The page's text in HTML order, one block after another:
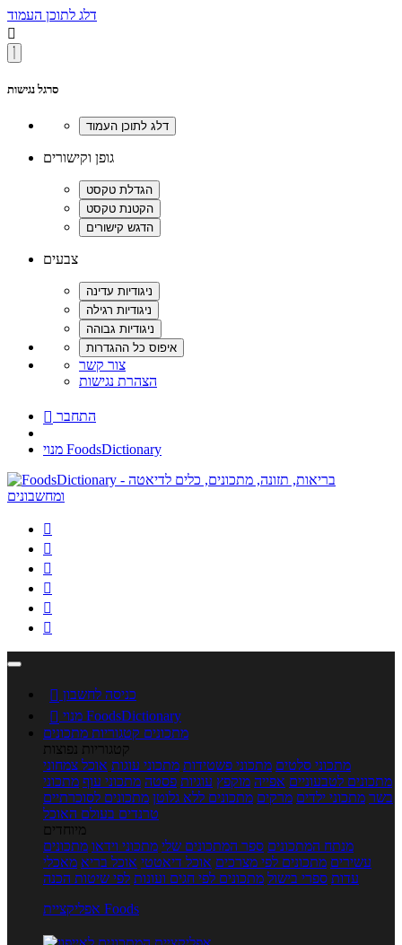
דלג לתוכן העמוד

סרגל נגישות
גופן וקישורים
צבעים
צור קשר
הצהרת נגישות
 התחבר
מנוי FoodsDictionary






 כניסה לחשבון

מנוי FoodsDictionary
מתכונים קטגוריות מתכונים
קטגוריות נפוצות
מתכוני סלטים מתכוני פשטידות מתכוני עוגות אוכל צמחוני
מתכונים לטבעוניים אפייה מוקפץ עוגיות פסטה מתכוני עוף מתכוני
בשר מתכוני ילדים מרקים מתכונים ללא גלוטן מתכונים לסוכרתיים
טרנדים בעולם האוכל
מיוחדים
מנתח המתכונים ספר המתכונים שלי מתכוני וידאו מתכונים
עשירים מתכונים לפי מצרכים אוכל דיאטטי אוכל בריא מאכלי
עדות ספרי בישול מתכונים לפי חגים ועונות לפי שיטות הכנה
אפליקציית Foods